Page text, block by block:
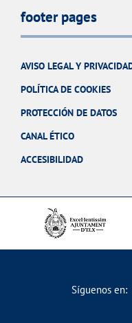
footer pages
AVISO LEGAL Y
POLÍTICA DE COOKIES
PROTECCIÓN DE DATOS
CANAL ÉTICO
ACCESIBILIDAD
Síguenos en: